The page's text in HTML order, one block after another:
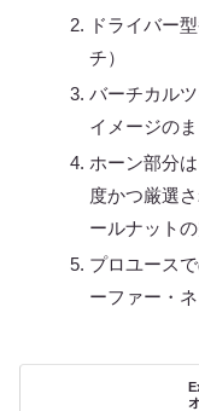
ドライバー型
チ）
バーチカル
イメージの
ホーン部分
度かつ厳選
ールナット
プロユース
ーファー・